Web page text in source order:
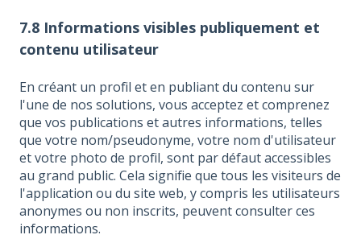
7.8 Informations visibles publiquement et
contenu utilisateur
En créant un profil et en publiant du contenu sur
l'une de nos solutions, vous acceptez et comprenez
que vos publications et autres informations, telles
que votre nom/pseudonyme, votre nom d'utilisateur
et votre photo de profil, sont par défaut accessibles
au grand public. Cela signifie que tous les visiteurs de
l'application ou du site web, y compris les utilisateurs
anonymes ou non inscrits, peuvent consulter ces
informations.